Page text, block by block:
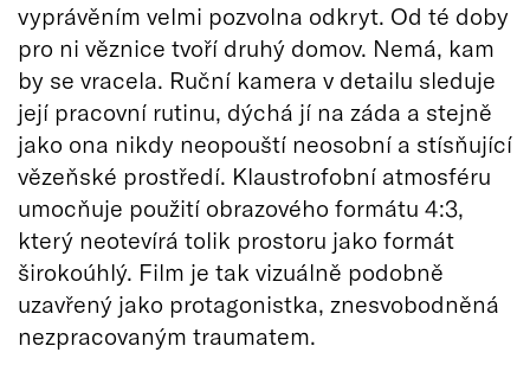
vyprávěním velmi pozvolna odkryt. Od té doby
pro ni věznice tvoří druhý domov. Nemá, kam
by se vracela. Ruční kamera v detailu sleduje
její pracovní rutinu, dýchá jí na záda a stejně
jako ona nikdy neopouští neosobní a stísňující
vězeňské prostředí. Klaustrofobní atmosféru
umocňuje použití obrazového formátu 4:3,
který neotevírá tolik prostoru jako formát
širokoúhlý. Film je tak vizuálně podobně
uzavřený jako protagonistka, znesvobodněná
nezpracovaným traumatem.